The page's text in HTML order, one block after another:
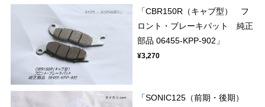
「CBR150R（キャブ型） フ
ロント・ブレーキパット 純正
部品 06455-KPP-902」
¥3,270
「SONIC125（前期・後期）